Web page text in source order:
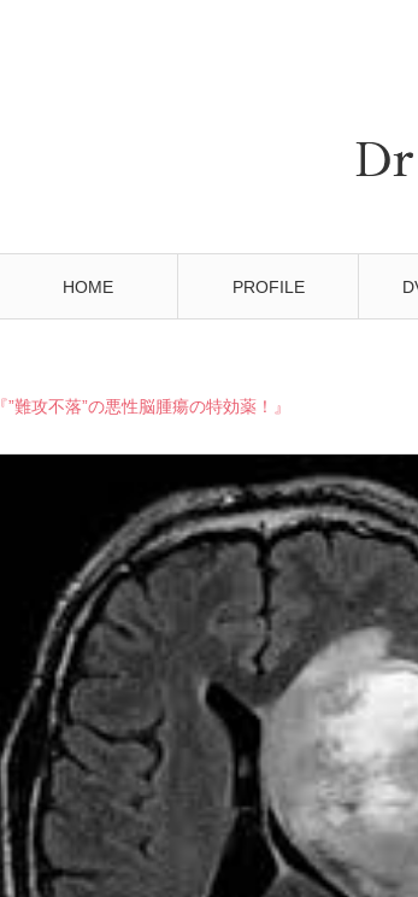
HOME PROFILE
『”難攻不落”の悪性脳腫瘍の特効薬！』